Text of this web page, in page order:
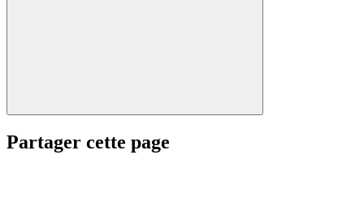
Partager cette page